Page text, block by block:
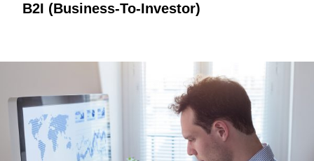
B2I (Business-To-Investor)